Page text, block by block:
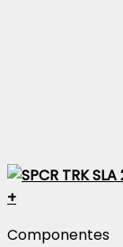
+
Componentes